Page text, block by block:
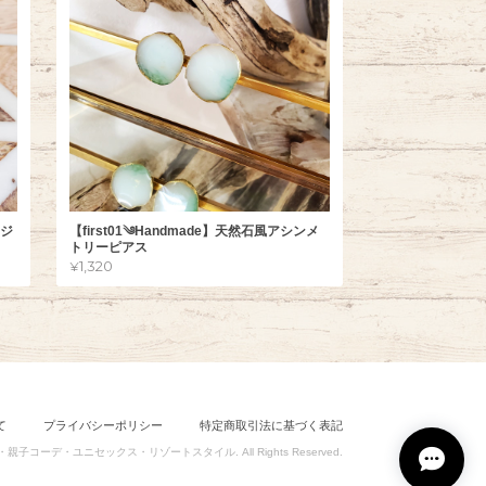
【first01༄Handmade】天然石風アシンメ
トリーピアス
¥1,320
プライバシーポリシー 特定商取引法に基づく表記
子コーデ・ユニセックス・リゾートスタイル. All Rights Reserved.